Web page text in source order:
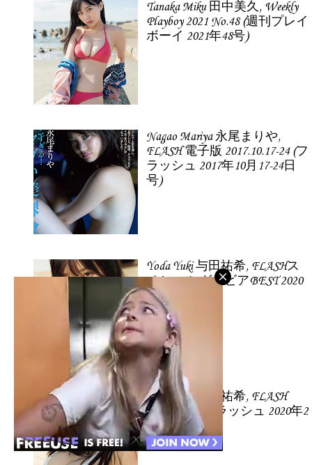
Tanaka Miku 田中美久, Weekly
Playboy 2021 No.48 (週刊プレイ
ボーイ 2021年48号)
Nagao Mariya 永尾まりや,
FLASH 電子版 2017.10.17-24 (フ
ラッシュ 2017年10月17-24日
号)
Yoda Yuki 与田祐希, FLASHス
ペシャル グラビアBEST 2020
年早春号
Yoda Yuki 与田祐希, FLASH
2020.02.18 (フラッシュ 2020年2
月18日号)